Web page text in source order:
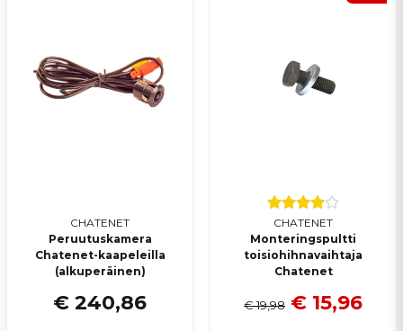
CHATENET
Peruutuskamera
Chatenet-kaapeleilla
(alkuperäinen)
€ 240,86
CHATENET
Monteringspultti
toisiohihnavaihtaja
Chatenet
€ 19,98 € 15,96